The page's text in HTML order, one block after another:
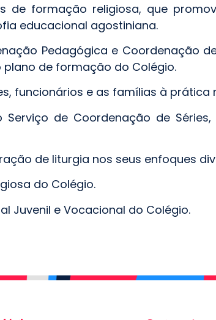
de formação religiosa, que
educacional agostiniana.
Pedagógica e Coordenação
de formação do Colégio.
funcionários e as famílias à
de Coordenação de
de liturgia nos seus enfoques
do Colégio.
Juvenil e Vocacional do Colégio.